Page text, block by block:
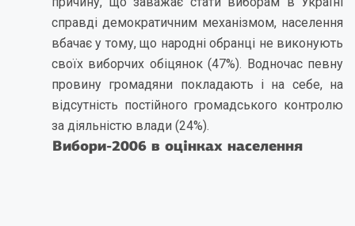
справді демократичним механізмом, населення
вбачає у тому, що народні обранці не виконують
своїх виборчих обіцянок (47%). Водночас певну
провину громадяни покладають і на себе, на
відсутність постійного громадського контролю
за діяльністю влади (24%).
Вибори-2006 в оцінках населення